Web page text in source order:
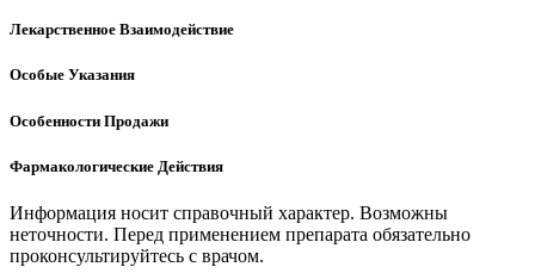
Лекарственное Взаимодействие
Особые Указания
Особенности Продажи
Фармакологические Действия
Информация носит справочный характер. Возможны
неточности. Перед применением препарата обязательно
проконсультируйтесь с врачом.